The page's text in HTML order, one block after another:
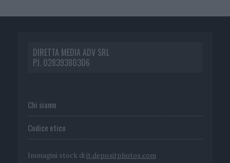
DIRETTA MEDIA ADV SRL
P.I. 02839380306
Chi siamo
Codice etico
Immagini stock di it.depositphotos.com